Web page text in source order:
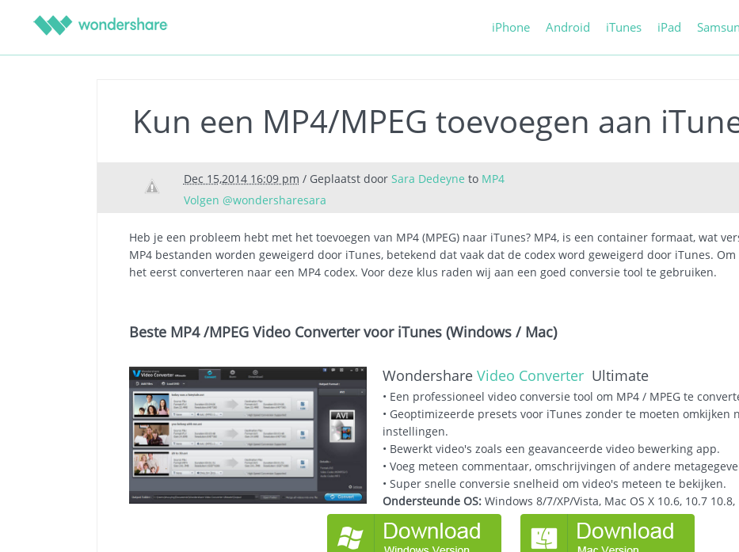
iPhone Android iTunes iPad
Kun een MP4/MPEG toevoegen aan
Dec 15,2014 16:09 pm / Geplaatst door Sara Dedeyne to MP4
Volgen @wondersharesara
Heb je een probleem hebt met het toevoegen van MP4 (MPEG) naar iTunes? MP4, is een container formaat, wat
MP4 bestanden worden geweigerd door iTunes, betekend dat vaak dat de codex word geweigerd door iTunes.
het eerst converteren naar een MP4 codex. Voor deze klus raden wij aan een goed conversie tool te gebruiken.
Beste MP4 /MPEG Video Converter voor iTunes (Windows / Mac)
Wondershare Video Converter Ultimate
• Een professioneel video conversie tool om MP4 / MPEG te
• Geoptimizeerde presets voor iTunes zonder te moeten
instellingen.
• Bewerkt video's zoals een geavanceerde video bewerking app.
• Voeg meteen commentaar, omschrijvingen of andere
• Super snelle conversie snelheid om video's meteen te bekijken.
Ondersteunde OS: Windows 8/7/XP/Vista, Mac OS X 10.6, 10.7 10.8,